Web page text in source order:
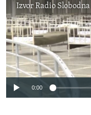
IzvorRadio
No media
0:00